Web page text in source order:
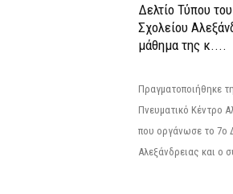
Δελτίο Τύπου
Σχολείου
μάθημα της κ....
Πραγματοποιήθηκε
Πνευματικό Κέντρο
που οργάνωσε το 7ο
Αλεξάνδρειας και ο